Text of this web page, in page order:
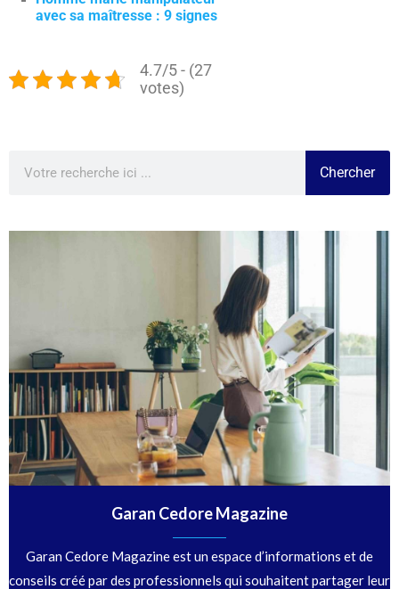
avec sa maîtresse : 9 signes
4.7/5 - (27
votes)
Chercher
Garan Cedore Magazine
Garan Cedore Magazine est un espace d’informations et de
conseils créé par des professionnels qui souhaitent partager leur